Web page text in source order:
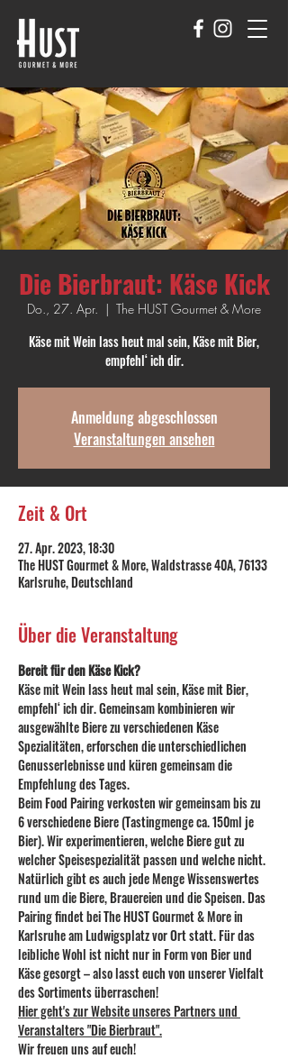
Die Bierbraut: Käse Kick
Do., 27. Apr.
  |
The HUST Gourmet & More
Käse mit Wein lass heut mal sein, Käse mit Bier,
empfehl‘ ich dir.
Anmeldung abgeschlossen
Veranstaltungen ansehen
Zeit & Ort
27. Apr. 2023, 18:30
The HUST Gourmet & More, Waldstrasse 40A, 76133
Karlsruhe, Deutschland
Über die Veranstaltung
Bereit für den Käse Kick?
Käse mit Wein lass heut mal sein, Käse mit Bier,
empfehl‘ ich dir. Gemeinsam kombinieren wir
ausgewählte Biere zu verschiedenen Käse
Spezialitäten, erforschen die unterschiedlichen
Genusserlebnisse und küren gemeinsam die
Empfehlung des Tages.
Beim Food Pairing verkosten wir gemeinsam bis zu
6 verschiedene Biere (Tastingmenge ca. 150ml je
Bier). Wir experimentieren, welche Biere gut zu
welcher Speisespezialität passen und welche nicht.
Natürlich gibt es auch jede Menge Wissenswertes
rund um die Biere, Brauereien und die Speisen. Das
Pairing findet bei The HUST Gourmet & More in
Karlsruhe am Ludwigsplatz vor Ort statt. Für das
leibliche Wohl ist nicht nur in Form von Bier und
Käse gesorgt – also lasst euch von unserer Vielfalt
des Sortiments überraschen!
Hier geht's zur Website unseres Partners und
Veranstalters "Die Bierbraut".
Wir freuen uns auf euch!